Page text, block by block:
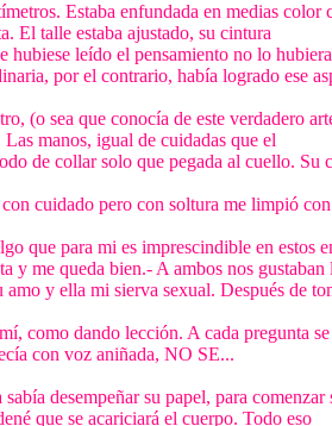
Estaba enfundada en medias color
El talle estaba ajustado, su cintura
leído el pensamiento no lo
por el contrario, había logrado ese
(o sea que conocía de este verdadero
manos, igual de cuidadas que el
de collar solo que pegada al cuello. Su
cuidado pero con soltura me limpió
que para mi es imprescindible en estos
y me queda bien.- A ambos nos
y ella mi sierva sexual. Después de
como dando lección. A cada pregunta
con voz aniñada, NO SE...
desempeñar su papel, para
que se acariciará el cuerpo. Todo eso